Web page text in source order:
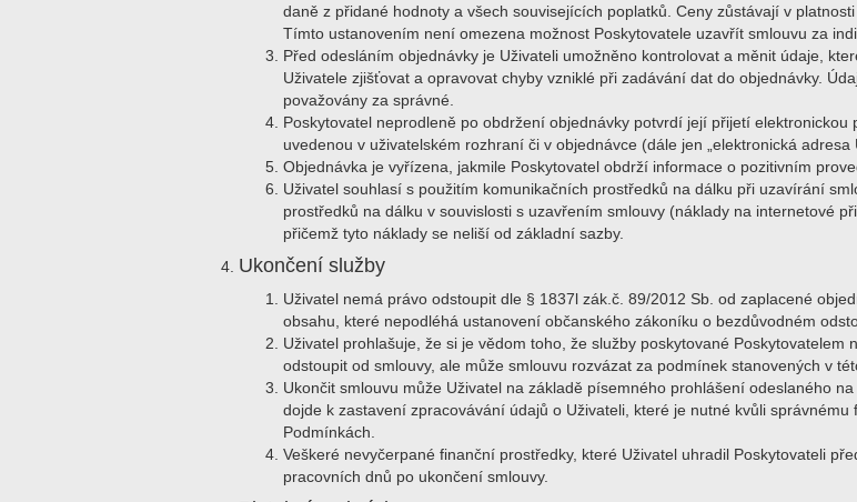
daně z přidané hodnoty a všech souvisejících poplatků. Ceny zůstávají v
Tímto ustanovením není omezena možnost Poskytovatele uzavřít smlouvu za
Před odesláním objednávky je Uživateli umožněno kontrolovat a měnit údaje,
Uživatele zjišťovat a opravovat chyby vzniklé při zadávání dat do objednávky.
považovány za správné.
Poskytovatel neprodleně po obdržení objednávky potvrdí její přijetí
uvedenou v uživatelském rozhraní či v objednávce (dále jen „elektronická adresa
Objednávka je vyřízena, jakmile Poskytovatel obdrží informace o pozitivním
Uživatel souhlasí s použitím komunikačních prostředků na dálku při uzavírání
prostředků na dálku v souvislosti s uzavřením smlouvy (náklady na internetové
přičemž tyto náklady se neliší od základní sazby.
Ukončení služby
Uživatel nemá právo odstoupit dle § 1837l zák.č. 89/2012 Sb. od zaplacené
obsahu, které nepodléhá ustanovení občanského zákoníku o bezdůvodném
Uživatel prohlašuje, že si je vědom toho, že služby poskytované
odstoupit od smlouvy, ale může smlouvu rozvázat za podmínek stanovených v
Ukončit smlouvu může Uživatel na základě písemného prohlášení odeslaného na
dojde k zastavení zpracovávání údajů o Uživateli, které je nutné kvůli
Podmínkách.
Veškeré nevyčerpané finanční prostředky, které Uživatel uhradil Poskytovateli
pracovních dnů po ukončení smlouvy.